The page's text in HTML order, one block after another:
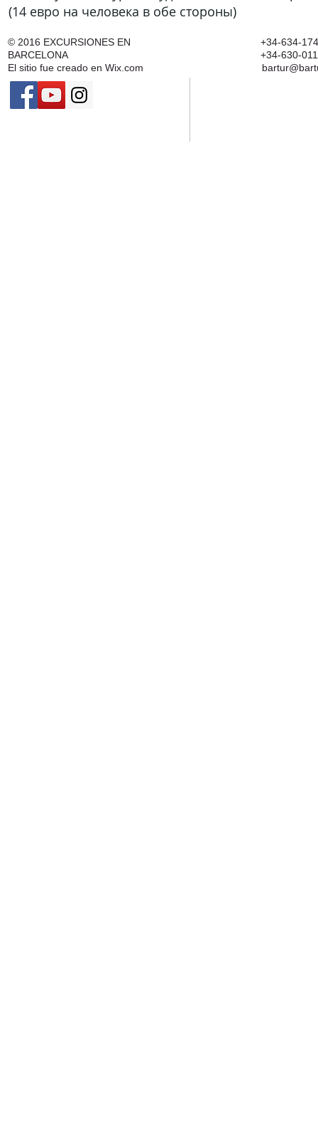
(14 евро на человека в обе стороны)
© 2016 EXCURSIONES EN
BARCELONA
El sitio fue creado en Wix.com
+34-634-
+34-630-